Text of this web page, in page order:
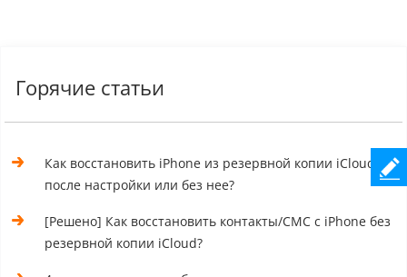
Горячие статьи
Как восстановить iPhone из резервной копии iCloud
после настройки или без нее?
[Решено] Как восстановить контакты/СМС с iPhone без
резервной копии iCloud?